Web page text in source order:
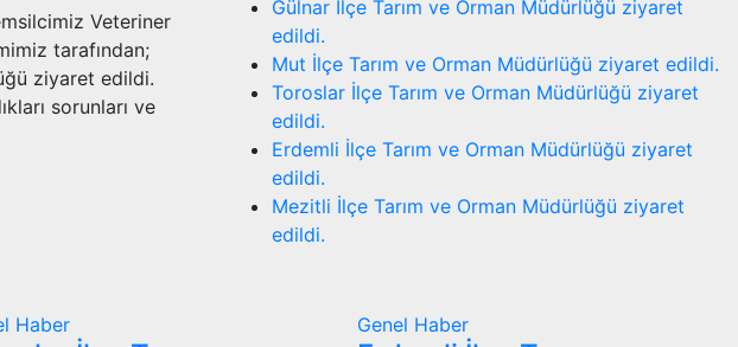
Veteriner
tarafından;
ziyaret edildi.
sorunları ve
Gülnar İlçe Tarım ve Orman Müdürlüğü ziyaret
edildi.
Mut İlçe Tarım ve Orman Müdürlüğü ziyaret edildi.
Toroslar İlçe Tarım ve Orman Müdürlüğü ziyaret
edildi.
Erdemli İlçe Tarım ve Orman Müdürlüğü ziyaret
edildi.
Mezitli İlçe Tarım ve Orman Müdürlüğü ziyaret
edildi.
Haber Genel Haber